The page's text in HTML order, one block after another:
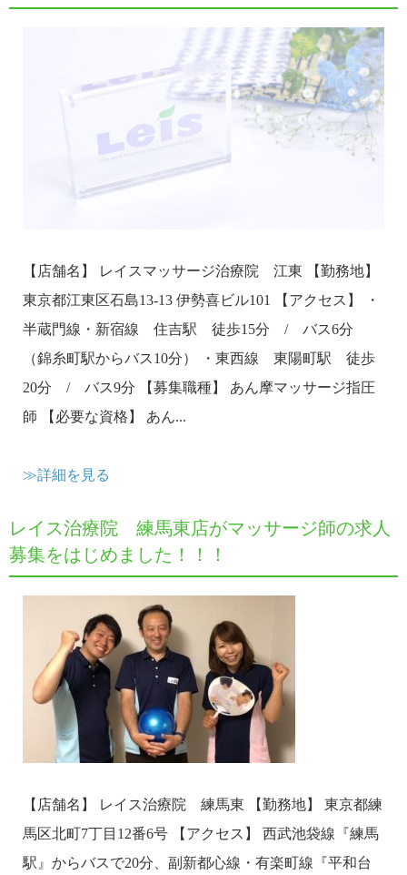
【店舗名】 レイスマッサージ治療院 江東 【勤務地】
東京都江東区石島13-13 伊勢喜ビル101 【アクセス】 ・
半蔵門線・新宿線 住吉駅 徒歩15分 / バス6分
（錦糸町駅からバス10分） ・東西線 東陽町駅 徒歩
20分 / バス9分 【募集職種】 あん摩マッサージ指圧
師 【必要な資格】 あん...
≫詳細を見る
レイス治療院 練馬東店がマッサージ師の求人
募集をはじめました！！！
【店舗名】 レイス治療院 練馬東 【勤務地】 東京都練
馬区北町7丁目12番6号 【アクセス】 西武池袋線『練馬
駅』からバスで20分、副新都心線・有楽町線『平和台